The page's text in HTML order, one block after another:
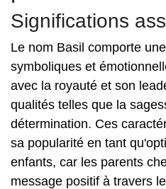
Significations
Le nom Basil comporte
symboliques et
avec la royauté et son
qualités telles que la
détermination. Ces
sa popularité en tant
enfants, car les parents
message positif à travers